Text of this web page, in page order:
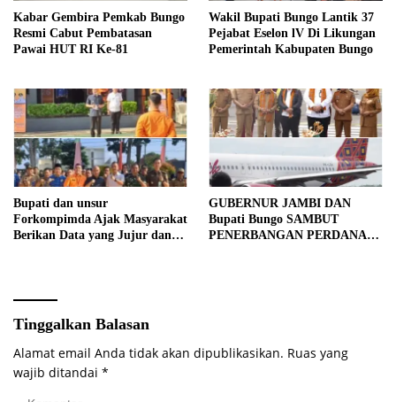
Kabar Gembira Pemkab Bungo
Resmi Cabut Pembatasan
Pawai HUT RI Ke-81
Wakil Bupati Bungo Lantik 37
Pejabat Eselon lV Di Likungan
Pemerintah Kabupaten Bungo
Bupati dan unsur
Forkompimda Ajak Masyarakat
Berikan Data yang Jujur dan
GUBERNUR JAMBI DAN
Bupati Bungo SAMBUT
PENERBANGAN PERDANA
Tinggalkan Balasan
Alamat email Anda tidak akan dipublikasikan. Ruas yang
wajib ditandai *